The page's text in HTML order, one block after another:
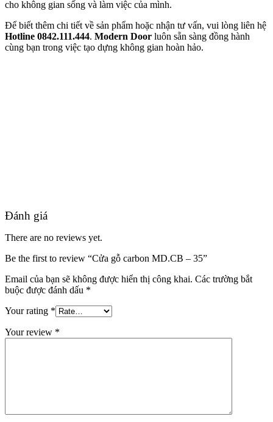
Liên Hệ
Tuyển Dụng
cho không gian sống và làm việc của mình.
Để biết thêm chi tiết về sản phẩm hoặc nhận tư vấn, vui lòng liên hệ
Hotline 0842.111.444. Modern Door luôn sẵn sàng đồng hành
cùng bạn trong việc tạo dựng không gian hoàn hảo.
Đánh giá
There are no reviews yet.
Be the first to review “Cửa gỗ carbon MD.CB – 35”
Email của bạn sẽ không được hiển thị công khai. Các trường bắt
buộc được đánh dấu *
Your rating *
Your review *